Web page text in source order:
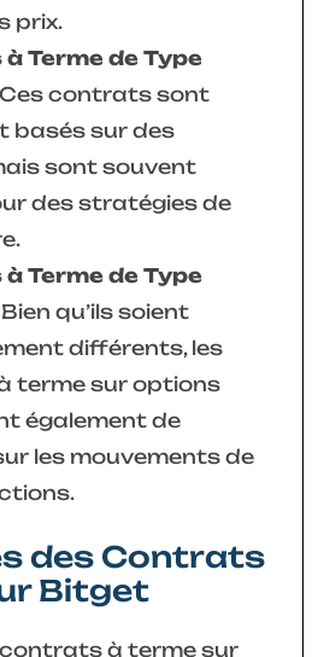
prix.
Terme de Type
contrats sont
basés sur des
sont souvent
des stratégies de
Terme de Type
Bien qu’ils soient
différents, les
terme sur options
également de
les mouvements de
des Contrats
Bitget
contrats à terme sur